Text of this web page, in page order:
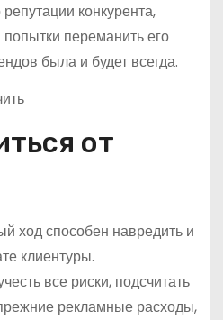
конкурента,
переманить его
была и будет всегда.
от
ход способен навредить и
клиентуры.
все риски, подсчитать
рекламные расходы,